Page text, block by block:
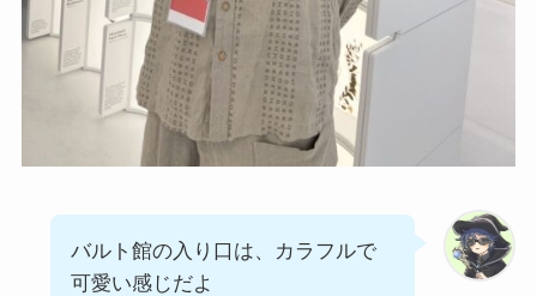
バルト館の入り口は、カラフルで
可愛い感じだよ